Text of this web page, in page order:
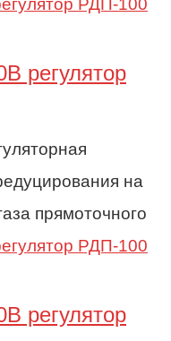
регулятор
на
прямоточного
регулятор